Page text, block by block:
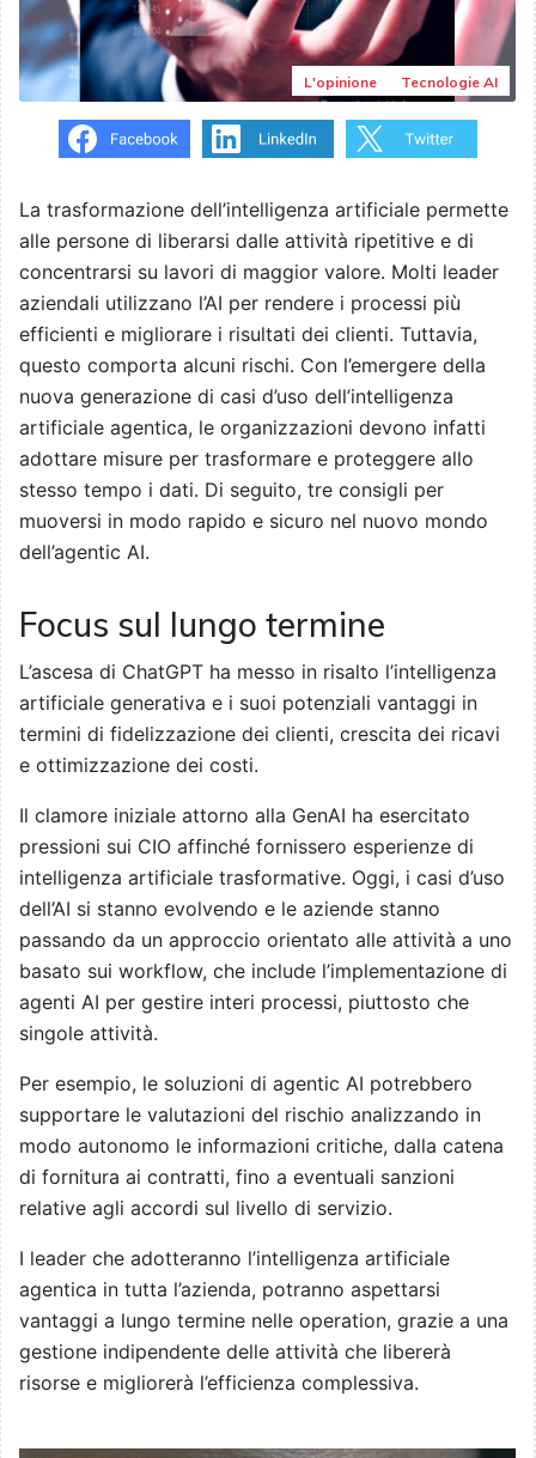
L'opinione Tecnologie AI
La trasformazione dell’intelligenza artificiale permette
alle persone di liberarsi dalle attività ripetitive e di
concentrarsi su lavori di maggior valore. Molti leader
aziendali utilizzano l’AI per rendere i processi più
efficienti e migliorare i risultati dei clienti. Tuttavia,
questo comporta alcuni rischi. Con l’emergere della
nuova generazione di casi d’uso dell’intelligenza
artificiale agentica, le organizzazioni devono infatti
adottare misure per trasformare e proteggere allo
stesso tempo i dati. Di seguito, tre consigli per
muoversi in modo rapido e sicuro nel nuovo mondo
dell’agentic AI.
Focus sul lungo termine
L’ascesa di ChatGPT ha messo in risalto l’intelligenza
artificiale generativa e i suoi potenziali vantaggi in
termini di fidelizzazione dei clienti, crescita dei ricavi
e ottimizzazione dei costi.
Il clamore iniziale attorno alla GenAI ha esercitato
pressioni sui CIO affinché fornissero esperienze di
intelligenza artificiale trasformative. Oggi, i casi d’uso
dell’AI si stanno evolvendo e le aziende stanno
passando da un approccio orientato alle attività a uno
basato sui workflow, che include l’implementazione di
agenti AI per gestire interi processi, piuttosto che
singole attività.
Per esempio, le soluzioni di agentic AI potrebbero
supportare le valutazioni del rischio analizzando in
modo autonomo le informazioni critiche, dalla catena
di fornitura ai contratti, fino a eventuali sanzioni
relative agli accordi sul livello di servizio.
I leader che adotteranno l’intelligenza artificiale
agentica in tutta l’azienda, potranno aspettarsi
vantaggi a lungo termine nelle operation, grazie a una
gestione indipendente delle attività che libererà
risorse e migliorerà l’efficienza complessiva.